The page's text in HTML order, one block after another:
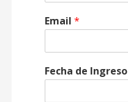
Email *
Fecha de Ingreso